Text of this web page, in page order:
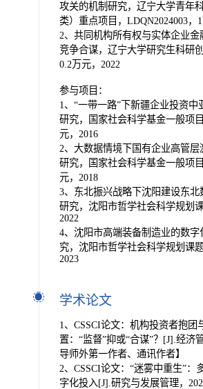
攻关的机制研究，辽宁大学青年
类）重点项目，LDQN2024003，
2、共同机构所有权与实体企业
竞争合谋，辽宁大学研究生科研创
0.2万元，2022
参与项目：
1、“一带一路”下新疆企业投资
研究，国家社会科学基金一般项
元，2016
2、大数据情境下国有企业高管
研究，国家社会科学基金一般项
元，2018
3、东北振兴战略下沈阳建设东
研究，沈阳市哲学社会科学规划课
2022
4、沈阳市高端装备制造业的数字
究，沈阳市哲学社会科学规划课题
2023
学术论文
1、CSSCI论文：机构投资者抱团
置：“监督”抑或“合谋”？[J].经济
导师外第一作者、通讯作者】
2、CSSCI论文：“迷雾中重生”：
字化投入[J].研究与发展管理，